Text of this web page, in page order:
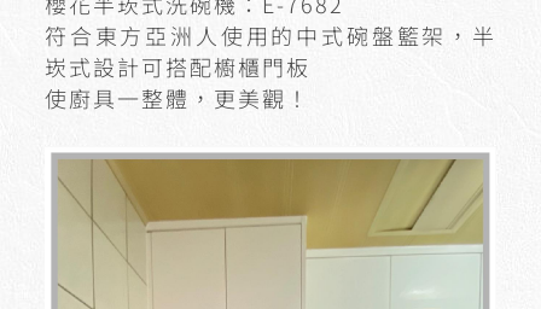
符合東方亞洲人使用的中式碗盤籃架，半
崁式設計可搭配櫥櫃門板
使廚具一整體，更美觀！